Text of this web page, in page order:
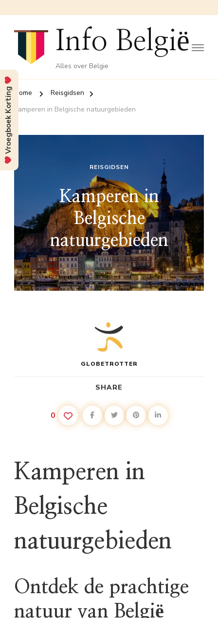
Info België
Alles over Belgie
Home
Reisgidsen
Kamperen in Belgische natuurgebieden
REISGIDSEN
Kamperen in
Belgische
natuurgebieden
GLOBETROTTER
SHARE
0
Kamperen in
Belgische
natuurgebieden
Ontdek de prachtige
natuur van België
Vroegboek Korting